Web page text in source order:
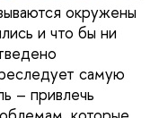
окружены
и что бы ни
самую
– привлечь